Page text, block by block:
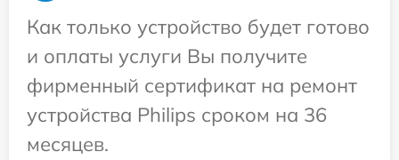
Как только устройство будет готово
и оплаты услуги Вы получите
фирменный сертификат на ремонт
устройства Philips сроком на 36
месяцев.